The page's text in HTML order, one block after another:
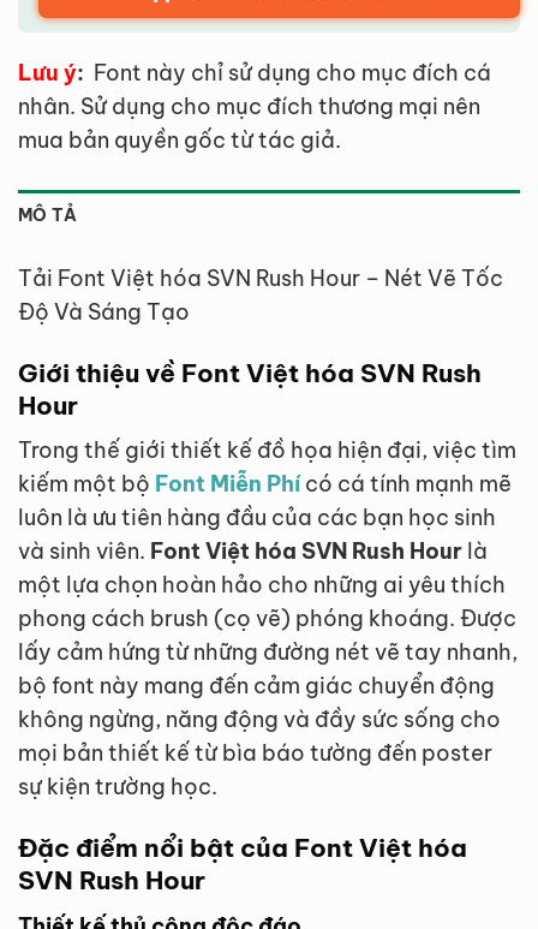
Lưu ý: Font này chỉ sử dụng cho mục đích cá
nhân. Sử dụng cho mục đích thương mại nên
mua bản quyền gốc từ tác giả.
MÔ TẢ
Tải Font Việt hóa SVN Rush Hour – Nét Vẽ Tốc
Độ Và Sáng Tạo
Giới thiệu về Font Việt hóa SVN Rush
Hour
Trong thế giới thiết kế đồ họa hiện đại, việc tìm
kiếm một bộ Font Miễn Phícó cá tính mạnh mẽ
luôn là ưu tiên hàng đầu của các bạn học sinh
và sinh viên. Font Việt hóa SVN Rush Hour là
một lựa chọn hoàn hảo cho những ai yêu thích
phong cách brush (cọ vẽ) phóng khoáng. Được
lấy cảm hứng từ những đường nét vẽ tay nhanh,
bộ font này mang đến cảm giác chuyển động
không ngừng, năng động và đầy sức sống cho
mọi bản thiết kế từ bìa báo tường đến poster
sự kiện trường học.
Đặc điểm nổi bật của Font Việt hóa
SVN Rush Hour